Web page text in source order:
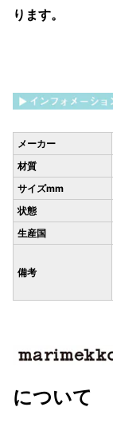
ります。
メーカー
材質
サイズmm
状態
生産国
備考
について